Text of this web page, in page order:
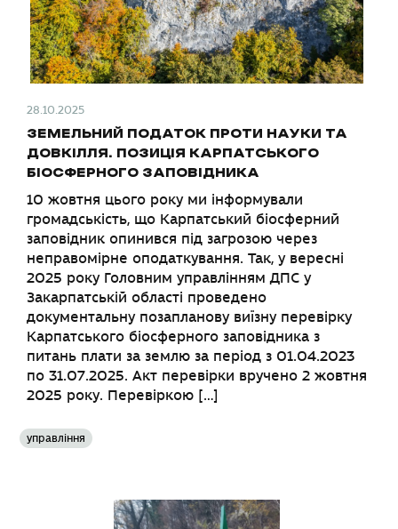
28.10.2025
ЗЕМЕЛЬНИЙ ПОДАТОК ПРОТИ НАУКИ ТА
ДОВКІЛЛЯ. ПОЗИЦІЯ КАРПАТСЬКОГО
БІОСФЕРНОГО ЗАПОВІДНИКА
10 жовтня цього року ми інформували
громадськість, що Карпатський біосферний
заповідник опинився під загрозою через
неправомірне оподаткування. Так, у вересні
2025 року Головним управлінням ДПС у
Закарпатській області проведено
документальну позапланову виїзну перевірку
Карпатського біосферного заповідника з
питань плати за землю за період з 01.04.2023
по 31.07.2025. Акт перевірки вручено 2 жовтня
2025 року. Перевіркою […]
управління